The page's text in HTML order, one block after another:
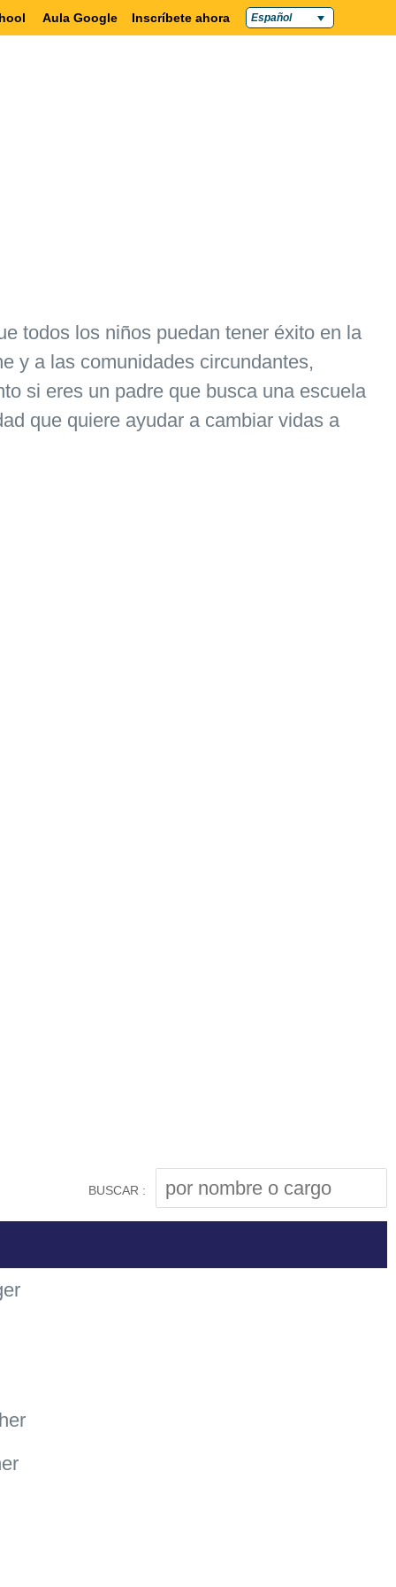
Aula Google Inscríbete ahora Español
todos los niños puedan tener éxito en la
y a las comunidades circundantes,
si eres un padre que busca una escuela
que quiere ayudar a cambiar vidas a
BUSCAR :